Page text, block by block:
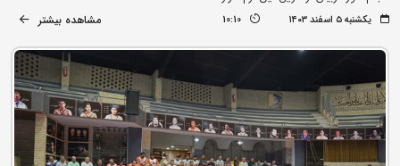
یکشنبه ۵ اسفند ۱۴۰۳ 10:10 مشاهده بیشتر